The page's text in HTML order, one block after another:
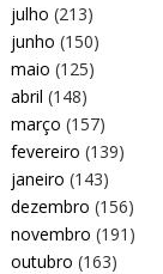
julho (213)
junho (150)
maio (125)
abril (148)
março (157)
fevereiro (139)
janeiro (143)
dezembro (156)
novembro (191)
outubro (163)